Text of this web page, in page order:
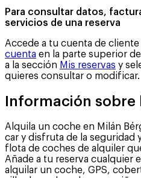
Para consultar datos,
servicios de una reserva
Accede a tu cuenta de
cuenta en la parte superior
a la sección Mis reservas y
quieres consultar o modificar.
Información sobre
Alquila un coche en Milán
car y disfruta de la seguridad
flota de coches de alquiler
Añade a tu reserva cualquier
alquilar un coche, GPS,